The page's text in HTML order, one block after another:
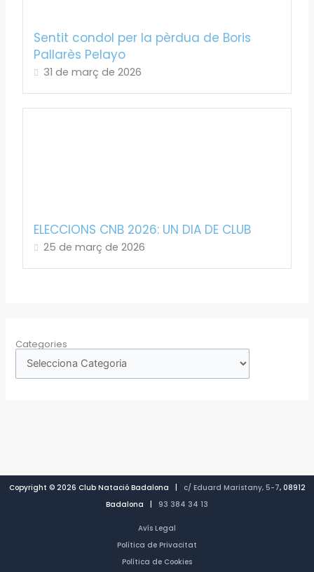
Sentit condol per la pèrdua de Boris
Pallarès Pelayo
31 de març de 2026
ELECCIONS CNB 2026: UN DIA DE CLUB
25 de març de 2026
Categories
Copyright © 2026 Club Natació Badalona | c/ Eduard Maristany, 5-7, 08912
Badalona | 93 384 34 13
Avís Legal
Política de Privacitat
Política de Cookies